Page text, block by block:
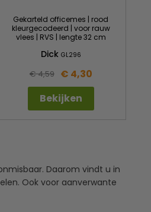
Gekarteld officemes | rood
kleurgecodeerd | voor rauw
vlees | RVS | lengte 32 cm
Dick GL296
€ 4,59 € 4,30
Bekijken
Daarom vindt u in
Ook voor aanverwante